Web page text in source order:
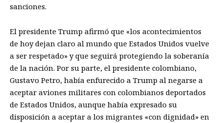
sanciones.
El presidente Trump afirmó que «los acontecimientos
de hoy dejan claro al mundo que Estados Unidos vuelve
a ser respetado» y que seguirá protegiendo la soberanía
de la nación. Por su parte, el presidente colombiano,
Gustavo Petro, había enfurecido a Trump al negarse a
aceptar aviones militares con colombianos deportados
de Estados Unidos, aunque había expresado su
disposición a aceptar a los migrantes «con dignidad» en